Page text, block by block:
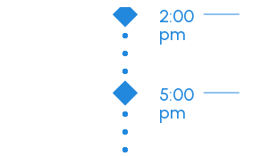
2:00
pm
5:00
pm